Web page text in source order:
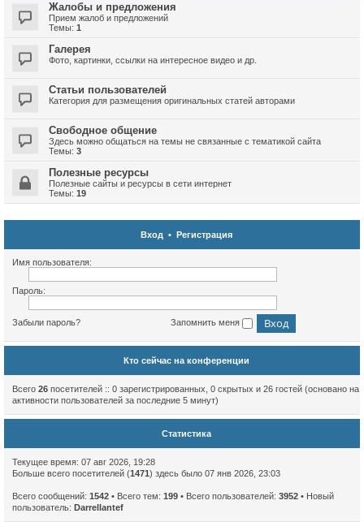
Жалобы и предложения
Прием жалоб и предложений
Темы: 1
Галерея
Фото, картинки, ссылки на интересное видео и др.
Статьи пользователей
Категория для размещения оригинальных статей авторами
Свободное общение
Здесь можно общаться на темы не связанные с тематикой сайта
Темы: 3
Полезные ресурсы
Полезные сайты и ресурсы в сети интернет
Темы: 19
Вход • Регистрация
Имя пользователя:
Пароль:
Забыли пароль? Запомнить меня
Кто сейчас на конференции
Всего 26 посетителей :: 0 зарегистрированных, 0 скрытых и 26 гостей (основано на
активности пользователей за последние 5 минут)
Статистика
Текущее время: 07 авг 2026, 19:28
Больше всего посетителей (1471) здесь было 07 янв 2026, 23:03
Всего сообщений: 1542 • Всего тем: 199 • Всего пользователей: 3952 • Новый
пользователь: Darrellantef